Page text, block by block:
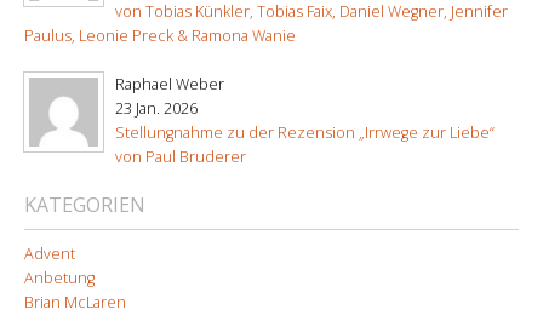
von Tobias Künkler, Tobias Faix, Daniel Wegner, Jennifer
Paulus, Leonie Preck & Ramona Wanie
Raphael Weber
23 Jan. 2026
Stellungnahme zu der Rezension „Irrwege zur Liebe“
von Paul Bruderer
KATEGORIEN
Advent
Anbetung
Brian McLaren